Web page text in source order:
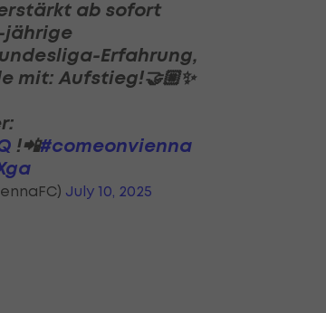
ab sofort
jährige
Erfahrung,
mit: Aufstieg!🤝🏼✨
!📲#comeonvienna
July 10, 2025